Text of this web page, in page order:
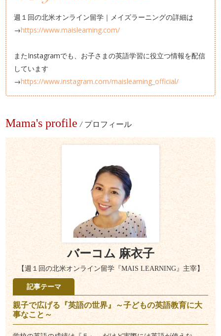
週１回の北米オンライン留学｜メイズラーニングの詳細は
→https://www.maislearning.com/
またInstagramでも、お子さまの英語学習に役立つ情報を配信
しています
→https://www.instagram.com/maislearning_official/
Mama's profile / プロフィール
バーコム 麻衣子
【週１回の北米オンライン留学『MAIS LEARNING』主宰】
記事テーマ
親子で広げる『英語の世界』～子どもの英語教育に大
事なこと～